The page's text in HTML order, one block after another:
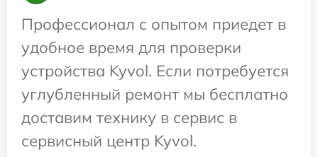
Профессионал с опытом приедет в
удобное время для проверки
устройства Kyvol. Если потребуется
углубленный ремонт мы бесплатно
доставим технику в сервис в
сервисный центр Kyvol.